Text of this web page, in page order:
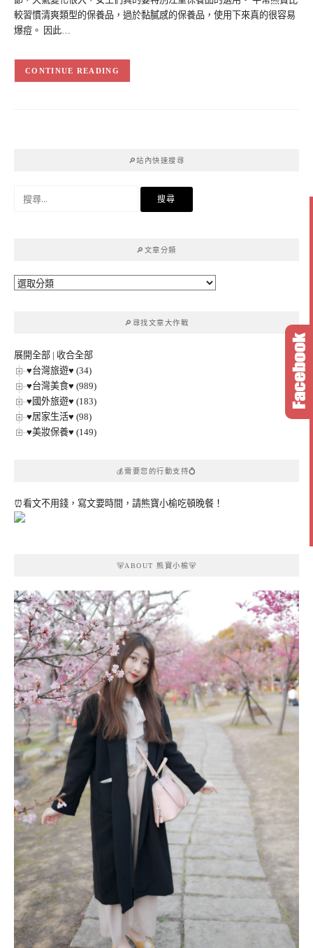
較習慣清爽類型的保養品，過於黏膩感的保養品，使用下來真的很容易
爆痘。 因此…
CONTINUE READING
🔎站內快速搜尋
🔎文章分類
🔎
🔎尋找文章大作戰
展開全部 | 收合全部
♥台灣旅遊♥ (34)
♥台灣美食♥ (989)
♥國外旅遊♥ (183)
♥居家生活♥ (98)
♥美妝保養♥ (149)
💰需要您的行動支持💍
⏰看文不用錢，寫文要時間，請熊寶小榆吃頓晚餐！
🐻ABOUT 熊寶小榆🐻